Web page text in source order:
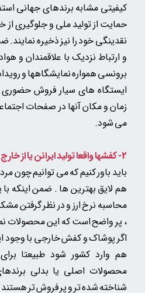
کیفیتی مشابه برندهای جهانی
حمایت از تولید ملی و جلوگیری از
نقدینگی خود را نیز ذخیره نمایند.
و ارتباط نزدیک با علاقمندان و
برونسی همواره نمایشگاهها و
ایستگاه های سیار فروش حضوری
زمان و مکان آنها در صفحات
می شود.
2- کفشها واقعا تولید ایرانن یا از خارج وارد میشن؟
باید باور کنیم که می توانیم چون
هم لایق بهترین ها . ضمن اینکه
محاسبه نرخ ارز و در نظر گرفتن
، پر واضح است که این محصولات
اگر پوشاک و کفش خارجی با وجود
هم وارد کشور شود طبیعتا
محصولات اصلی یا بدلی
شناخته شده تر و پر فروش تر هستند